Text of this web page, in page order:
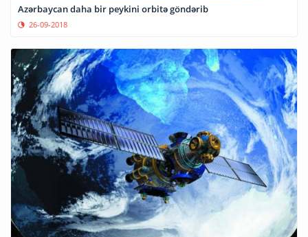
Azərbaycan daha bir peykini orbitə göndərib
26-09-2018